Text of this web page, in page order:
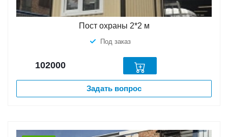
Пост охраны 2*2 м
Под заказ
102000
Задать вопрос